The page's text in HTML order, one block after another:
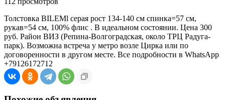
Толстовка BILEMl серая рост 134-140 см спинка=57 см,
рукав=54 см, 100% флис . В идеальном состоянии. Цена 300
руб. Район ВИЗ (Репина-Волгоградская, около ТРЦ Радуга-
парк). Возможна встреча у метро возле Цирка или по
договоренности в другом месте. Все подробности в WhatsApp
+79126172712